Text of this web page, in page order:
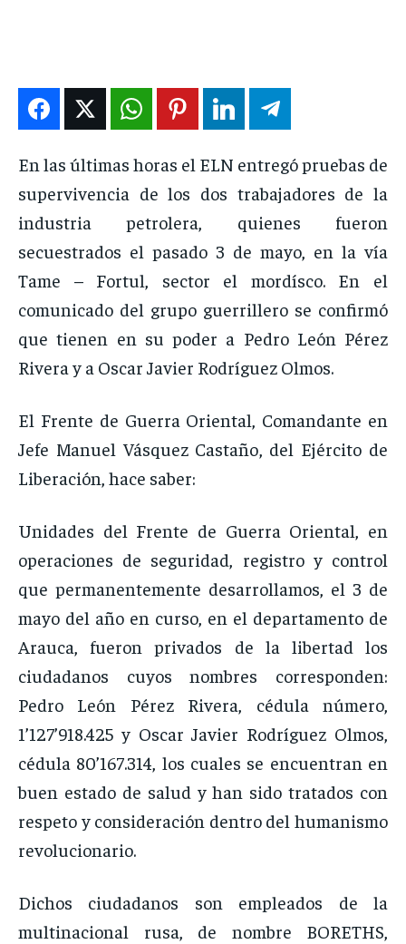
PUATE CON NOSOTROS
PUATE CON NOSOTROS
PUATE CON NOSOTROS
PUATE CON NOSOTROS
En las últimas horas el ELN entregó pruebas de
supervivencia de los dos trabajadores de la
industria petrolera, quienes fueron
secuestrados el pasado 3 de mayo, en la vía
Tame – Fortul, sector el mordísco. En el
comunicado del grupo guerrillero se confirmó
que tienen en su poder a Pedro León Pérez
Rivera y a Oscar Javier Rodríguez Olmos.
El Frente de Guerra Oriental, Comandante en
Jefe Manuel Vásquez Castaño, del Ejército de
Liberación, hace saber:
Unidades del Frente de Guerra Oriental, en
operaciones de seguridad, registro y control
que permanentemente desarrollamos, el 3 de
mayo del año en curso, en el departamento de
Arauca, fueron privados de la libertad los
ciudadanos cuyos nombres corresponden:
Pedro León Pérez Rivera, cédula número,
1’127’918.425 y Oscar Javier Rodríguez Olmos,
cédula 80’167.314, los cuales se encuentran en
buen estado de salud y han sido tratados con
respeto y consideración dentro del humanismo
revolucionario.
Dichos ciudadanos son empleados de la
multinacional rusa, de nombre BORETHS,